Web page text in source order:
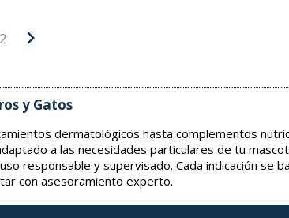
2 chevron_right
y Gatos
dermatológicos hasta complementos
a las necesidades particulares de tu
responsable y supervisado. Cada indicación se
con asesoramiento experto.